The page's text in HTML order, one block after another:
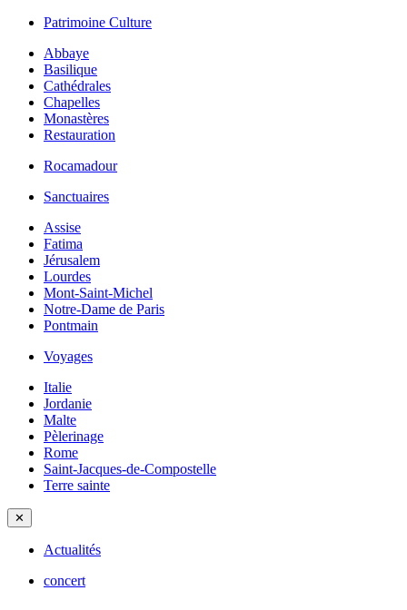
Patrimoine Culture
Abbaye
Basilique
Cathédrales
Chapelles
Monastères
Restauration
Rocamadour
Sanctuaires
Assise
Fatima
Jérusalem
Lourdes
Mont-Saint-Michel
Notre-Dame de Paris
Pontmain
Voyages
Italie
Jordanie
Malte
Pèlerinage
Rome
Saint-Jacques-de-Compostelle
Terre sainte
✕
Actualités
concert